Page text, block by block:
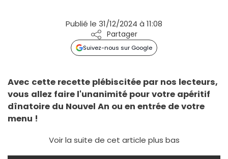
Publié le 31/12/2024 à 11:08
Partager
Suivez-nous sur Google
Avec cette recette plébiscitée par nos lecteurs,
vous allez faire l'unanimité pour votre apéritif
dînatoire du Nouvel An ou en entrée de votre
menu !
Voir la suite de cet article plus bas